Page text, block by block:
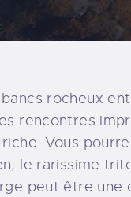
rocheux
rencontres
Vous
le rarissime
peut être une